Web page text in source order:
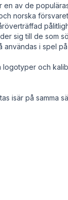
en av de
norska
sig till de som
i spel
logotyper och
isär på samma